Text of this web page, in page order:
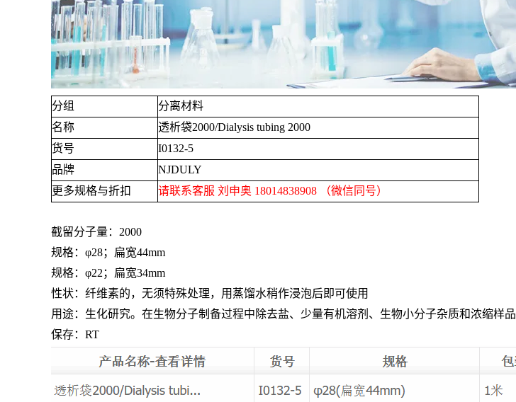
分组
分离材料
名称
透析袋2000/Dialysis tubing 2000
货号
I0132-5
品牌
NJDULY
更多规格与折扣
请联系客服 刘申奥 18014838908 （微信同号）
截留分子量： 2000
规格：φ28；扁宽44mm
规格：φ22 ；扁宽34mm
性状：纤维素的，无须特殊处理，用蒸馏水稍作浸泡后即可使用
用途：生化研究。在生物分子制备过程中除去盐、少量有机溶剂、生物小分子杂质和浓缩样品
保存： RT